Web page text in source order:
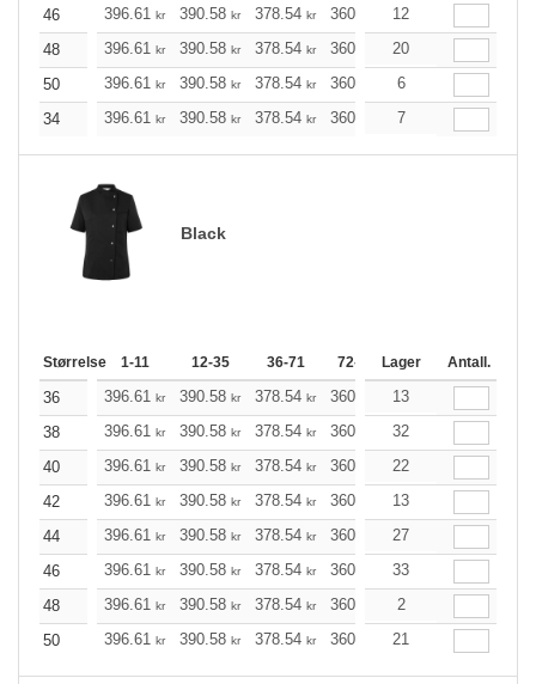
46
396.61 kr 390.58 kr 378.54 kr 360.48 342.53
12
48
396.61 kr 390.58 kr 378.54 kr 360.48 342.53
20
50
396.61 kr 390.58 kr 378.54 kr 360.48
6
34
396.61 kr 390.58 kr 378.54 kr 360.48 7
Black
Størrelse 1-11 12-35 36-71 72-143 144-287
Lager Antall.
36 396.61 kr 390.58 kr 378.54 kr 360.48 342.53
13
38
396.61 kr 390.58 kr 378.54 kr 360.48 342.53
32
40
396.61 kr 390.58 kr 378.54 kr 360.48 342.53
22
42
396.61 kr 390.58 kr 378.54 kr 360.48 342.53
13
44
396.61 kr 390.58 kr 378.54 kr 360.48 342.53
27
46
396.61 kr 390.58 kr 378.54 kr 360.48 342.53
33
48
396.61 kr 390.58 kr 378.54 kr 360.48
2
50
396.61 kr 390.58 kr 378.54 kr 360.48 342.53
21